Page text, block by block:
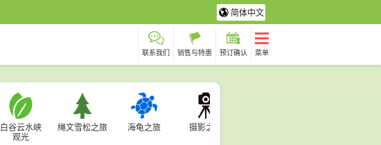
简体中文
联系我们 销售与特惠 预订确认 菜单
白谷云水峡
观光
绳文雪松之旅 海龟之旅 摄影之旅